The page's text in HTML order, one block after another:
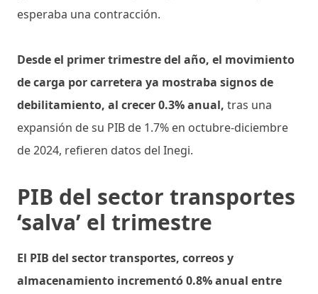
esperaba una contracción.
Desde el primer trimestre del año, el movimiento
de carga por carretera ya mostraba signos de
debilitamiento, al crecer 0.3% anual, tras una
expansión de su PIB de 1.7% en octubre-diciembre
de 2024, refieren datos del Inegi.
PIB del sector transportes
‘salva’ el trimestre
El PIB del sector transportes, correos y
almacenamiento incrementó 0.8% anual entre